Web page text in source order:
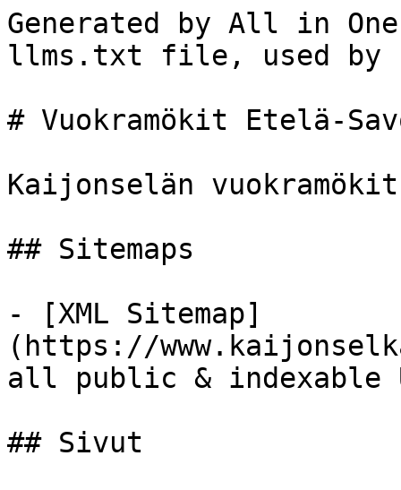
Generated by All in
llms.txt file, used by
# Vuokramökit Etelä-
Kaijonselän
## Sitemaps
- [XML Sitemap]
(https://
all public & indexable
## Sivut